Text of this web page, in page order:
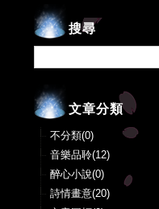
搜尋
文章分類
不分類(0)
音樂品聆(12)
醉心小說(0)
詩情畫意(20)